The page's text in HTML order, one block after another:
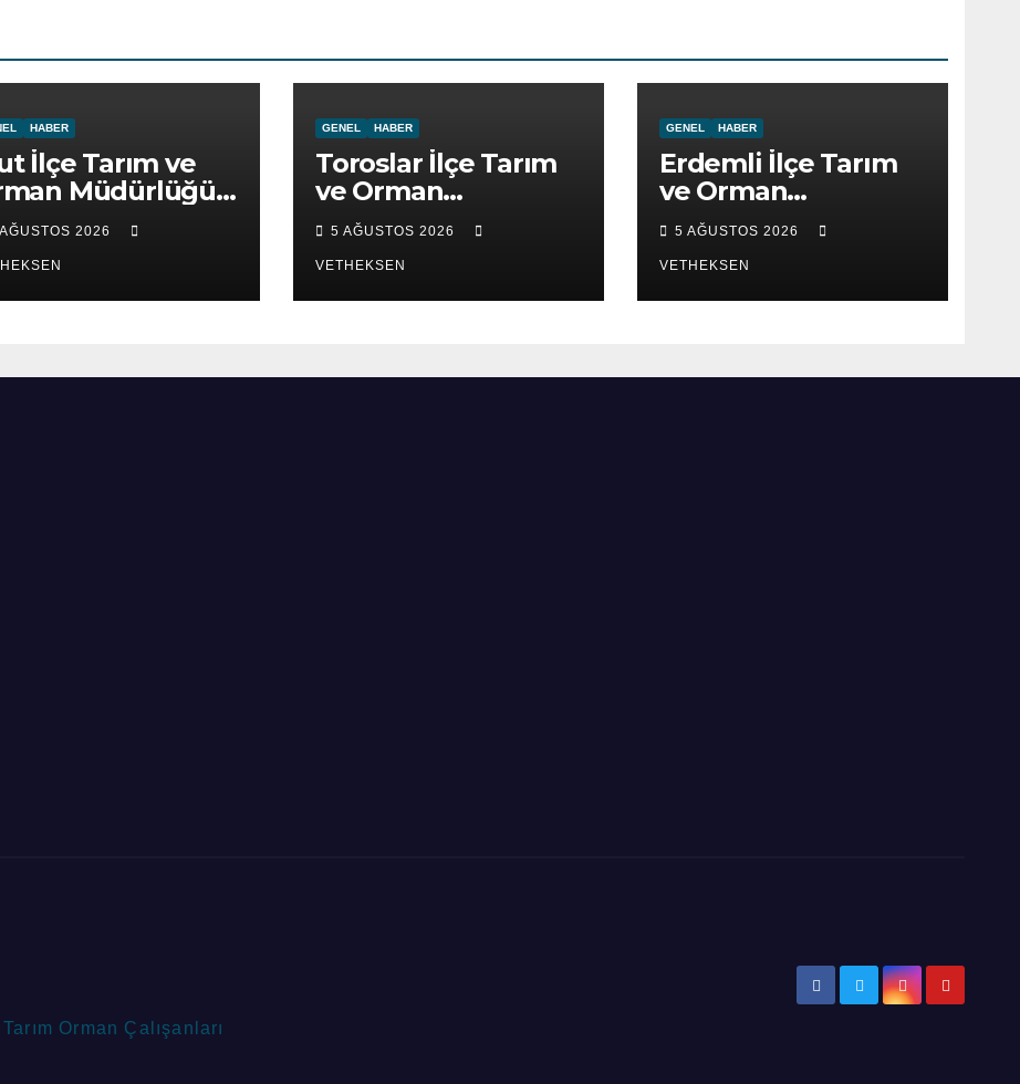
HABER
İlçe Tarım ve
Müdürlüğü
edildi.
2026
GENEL HABER
Toroslar İlçe Tarım
ve Orman
Müdürlüğü ziyaret
edildi.
5 AĞUSTOS 2026
VETHEKSEN
GENEL HABER
Erdemli İlçe Tarım
ve Orman
Müdürlüğü ziyaret
edildi.
5 AĞUSTOS 2026
VETHEKSEN
Orman Çalışanları